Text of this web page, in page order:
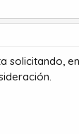
solicitando,